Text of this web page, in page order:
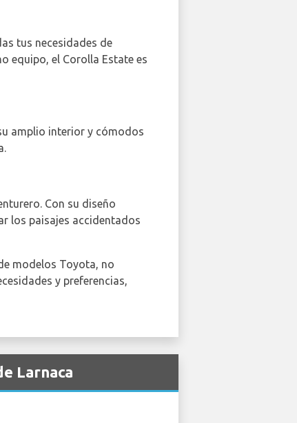
tus necesidades de
equipo, el Corolla Estate es
amplio interior y cómodos
Con su diseño
los paisajes accidentados
modelos Toyota, no
y preferencias,
Larnaca